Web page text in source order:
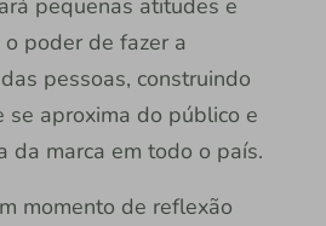
poder de fazer a
pessoas, construindo
se aproxima do público e
da marca em todo o país.
momento de reflexão